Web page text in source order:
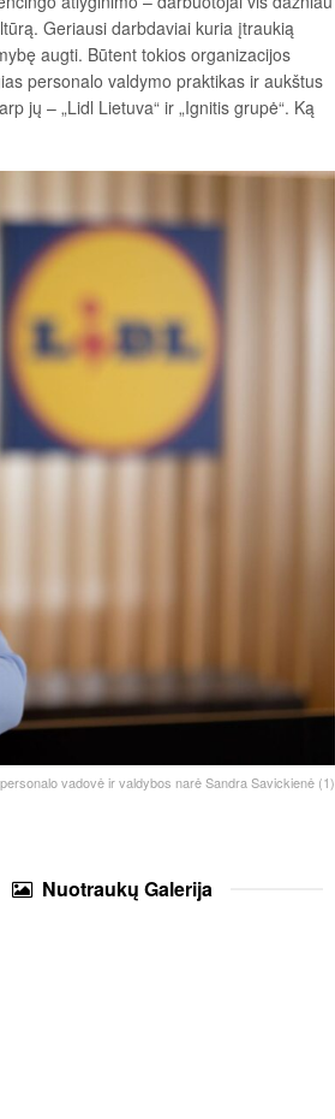
Geriausi darbdaviai kuria įtraukią
augti. Būtent tokios organizacijos
personalo valdymo praktikas ir aukštus
jų – „Lidl Lietuva“ ir „Ignitis grupė“. Ką
personalo vadovė ir valdybos narė Sandra Savickienė (1)
NuotraukųGalerija